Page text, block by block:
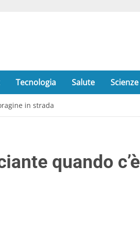
Tecnologia Salute Scienze
in strada
quando c’è